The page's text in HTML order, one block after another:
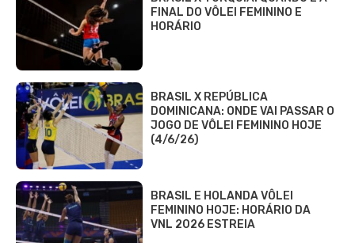
FINAL DO VÔLEI FEMININO E
HORÁRIO
BRASIL X REPÚBLICA
DOMINICANA: ONDE VAI PASSAR O
JOGO DE VÔLEI FEMININO HOJE
(4/6/26)
BRASIL E HOLANDA VÔLEI
FEMININO HOJE: HORÁRIO DA
VNL 2026 ESTREIA